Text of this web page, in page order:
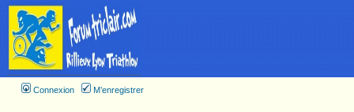
Connexion M’enregistrer